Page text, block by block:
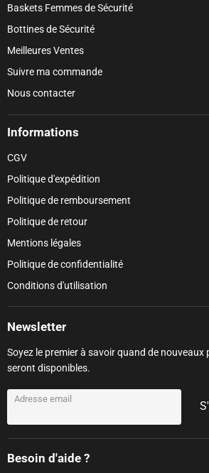
Baskets Femmes de Sécurité
Bottines de Sécurité
Meilleures Ventes
Suivre ma commande
Nous contacter
Informations
CGV
Politique d'expédition
Politique de remboursement
Politique de retour
Mentions légales
Politique de confidentialité
Conditions d'utilisation
Newsletter
Soyez le premier à savoir quand de
seront disponibles.
Adresse email
Besoin d'aide ?